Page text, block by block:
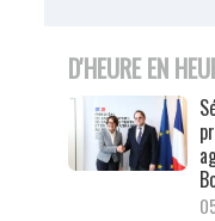
D'HEURE EN